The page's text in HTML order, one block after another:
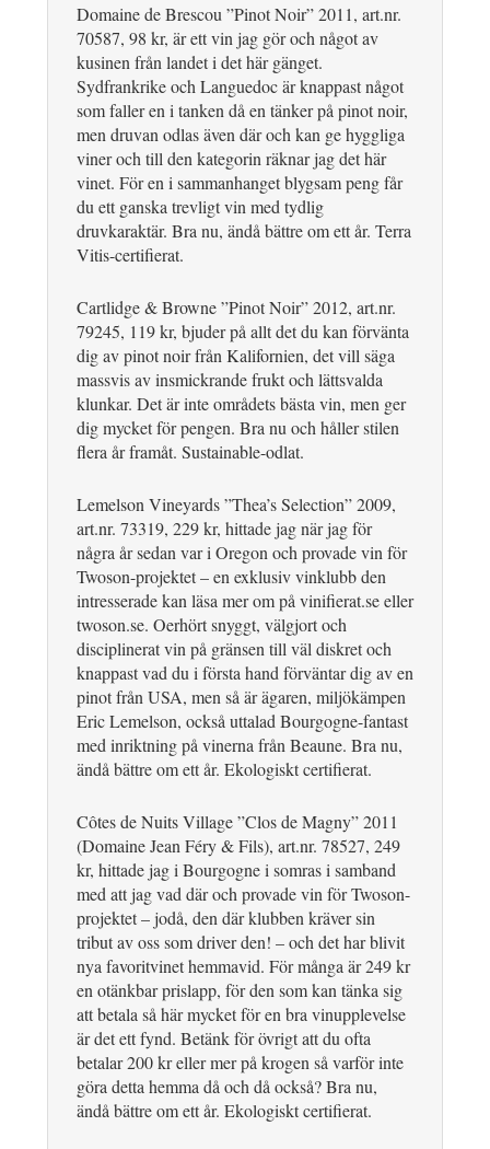
Domaine de Brescou ”Pinot Noir” 2011, art.nr.
70587, 98 kr, är ett vin jag gör och något av
kusinen från landet i det här gänget.
Sydfrankrike och Languedoc är knappast något
som faller en i tanken då en tänker på pinot noir,
men druvan odlas även där och kan ge hyggliga
viner och till den kategorin räknar jag det här
vinet. För en i sammanhanget blygsam peng får
du ett ganska trevligt vin med tydlig
druvkaraktär. Bra nu, ändå bättre om ett år. Terra
Vitis-certifierat.
Cartlidge & Browne ”Pinot Noir” 2012, art.nr.
79245, 119 kr, bjuder på allt det du kan förvänta
dig av pinot noir från Kalifornien, det vill säga
massvis av insmickrande frukt och lättsvalda
klunkar. Det är inte områdets bästa vin, men ger
dig mycket för pengen. Bra nu och håller stilen
flera år framåt. Sustainable-odlat.
Lemelson Vineyards ”Thea’s Selection” 2009,
art.nr. 73319, 229 kr, hittade jag när jag för
några år sedan var i Oregon och provade vin för
Twoson-projektet – en exklusiv vinklubb den
intresserade kan läsa mer om på vinifierat.se eller
twoson.se. Oerhört snyggt, välgjort och
disciplinerat vin på gränsen till väl diskret och
knappast vad du i första hand förväntar dig av en
pinot från USA, men så är ägaren, miljökämpen
Eric Lemelson, också uttalad Bourgogne-fantast
med inriktning på vinerna från Beaune. Bra nu,
ändå bättre om ett år. Ekologiskt certifierat.
Côtes de Nuits Village ”Clos de Magny” 2011
(Domaine Jean Féry & Fils), art.nr. 78527, 249
kr, hittade jag i Bourgogne i somras i samband
med att jag vad där och provade vin för Twoson-
projektet – jodå, den där klubben kräver sin
tribut av oss som driver den! – och det har blivit
nya favoritvinet hemmavid. För många är 249 kr
en otänkbar prislapp, för den som kan tänka sig
att betala så här mycket för en bra vinupplevelse
är det ett fynd. Betänk för övrigt att du ofta
betalar 200 kr eller mer på krogen så varför inte
göra detta hemma då och då också? Bra nu,
ändå bättre om ett år. Ekologiskt certifierat.